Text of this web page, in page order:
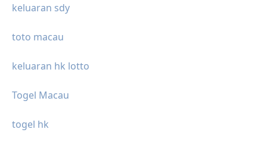
keluaran sdy
toto macau
keluaran hk lotto
Togel Macau
togel hk